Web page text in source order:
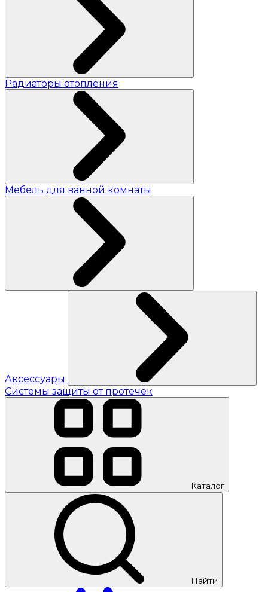
Радиаторы отопления
Мебель для ванной комнаты
Аксессуары
Системы защиты от протечек
Каталог
Найти